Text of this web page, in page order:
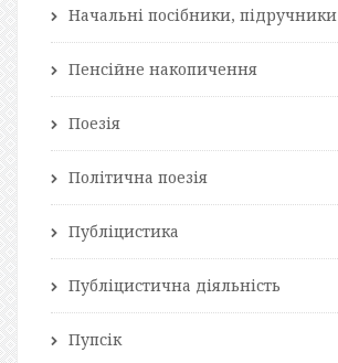
Начальні посібники, підручники
Пенсійне накопичення
Поезія
Політична поезія
Публіцистика
Публіцистична діяльність
Пупсік